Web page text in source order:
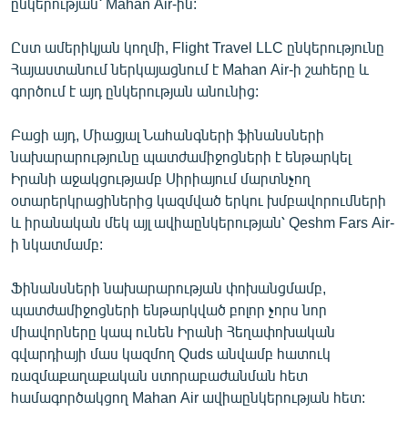
English
Русский
ՀԵՏԵՎԵՔ ՄԵԶ
Ըստ ամերիկյան կողմի, Flight Travel LLC ընկերությունը
Հայաստանում ներկայացնում է Mahan Air-ի շահերը և
գործում է այդ ընկերության անունից:
Բացի այդ, Միացյալ Նահանգների ֆինանսների
նախարարությունը պատժամիջոցների է ենթարկել
Իրանի աջակցությամբ Սիրիայում մարտնչող
օտարերկրացիներից կազմված երկու խմբավորումների
և իրանական մեկ այլ ավիաընկերության՝ Qeshm Fars Air-
ի նկատմամբ:
Ֆինանսների նախարարության փոխանցմամբ,
պատժամիջոցների ենթարկված բոլոր չորս նոր
միավորները կապ ունեն Իրանի Հեղափոխական
գվարդիայի մաս կազմող Quds անվամբ հատուկ
ռազմաքաղաքական ստորաբաժանման հետ
համագործակցող Mahan Air ավիաընկերության հետ: